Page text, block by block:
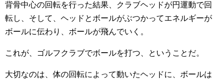
背骨中心の回転を行った結果、クラブヘッドが円運動で回
転し、そして、ヘッドとボールがぶつかってエネルギーが
ボールに伝わり、ボールが飛んでいく。
これが、ゴルフクラブでボールを打つ、ということだ。
大切なのは、体の回転によって動いたヘッドに、ボールは